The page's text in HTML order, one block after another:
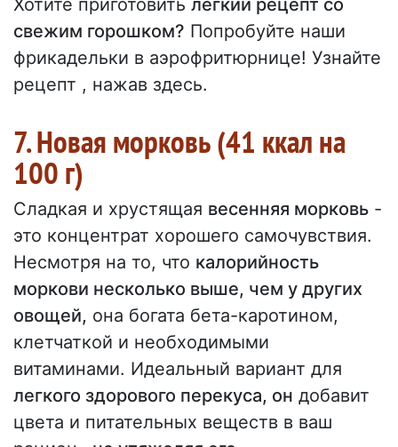
Хотите приготовить легкий рецепт со
свежим горошком? Попробуйте наши
фрикадельки в аэрофритюрнице! Узнайте
рецепт , нажав здесь.
7. Новая морковь (41 ккал на
100 г)
Сладкая и хрустящая весенняя морковь -
это концентрат хорошего самочувствия.
Несмотря на то, что калорийность
моркови несколько выше, чем у других
овощей, она богата бета-каротином,
клетчаткой и необходимыми
витаминами. Идеальный вариант для
легкого здорового перекуса, он добавит
цвета и питательных веществ в ваш